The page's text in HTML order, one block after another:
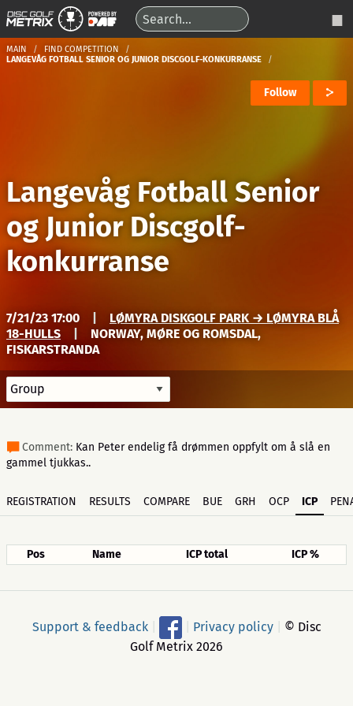
MAIN
FIND COMPETITION
LANGEVÅG FOTBALL SENIOR OG JUNIOR DISCGOLF-KONKURRANSE
Follow
Langevåg Fotball Senior
og Junior Discgolf-
konkurranse
7/21/23 17:00
LØMYRA DISKGOLF PARK → LØMYRA BLÅ
18-HULLS
NORWAY, MØRE OG ROMSDAL,
FISKARSTRANDA
Comment: Kan Peter endelig få drømmen oppfylt om å slå en
gammel tjukkas..
REGISTRATION RESULTS COMPARE BUE GRH OCP ICP
Pos Name ICP total ICP %
Support & feedback Privacy policy
© Disc
Golf Metrix 2026